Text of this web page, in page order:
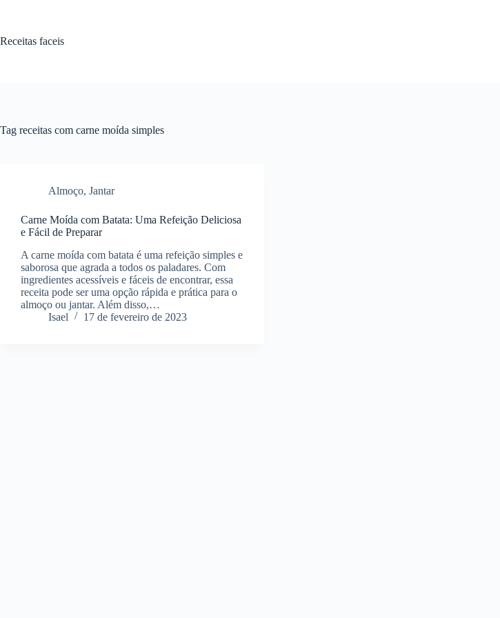
conteúdo
Receitas faceis
Tag receitas com carne moída simples
Almoço, Jantar
Carne Moída com Batata: Uma Refeição Deliciosa
e Fácil de Preparar
A carne moída com batata é uma refeição simples e
saborosa que agrada a todos os paladares. Com
ingredientes acessíveis e fáceis de encontrar, essa
receita pode ser uma opção rápida e prática para o
almoço ou jantar. Além disso,…
Isael
17 de fevereiro de 2023